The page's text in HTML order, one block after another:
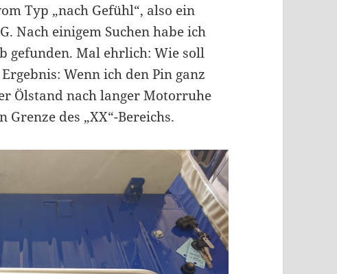
Typ „nach Gefühl“, also ein
Nach einigem Suchen habe ich
gefunden. Mal ehrlich: Wie soll
Wenn ich den Pin ganz
Ölstand nach langer Motorruhe
des „XX“-Bereichs.